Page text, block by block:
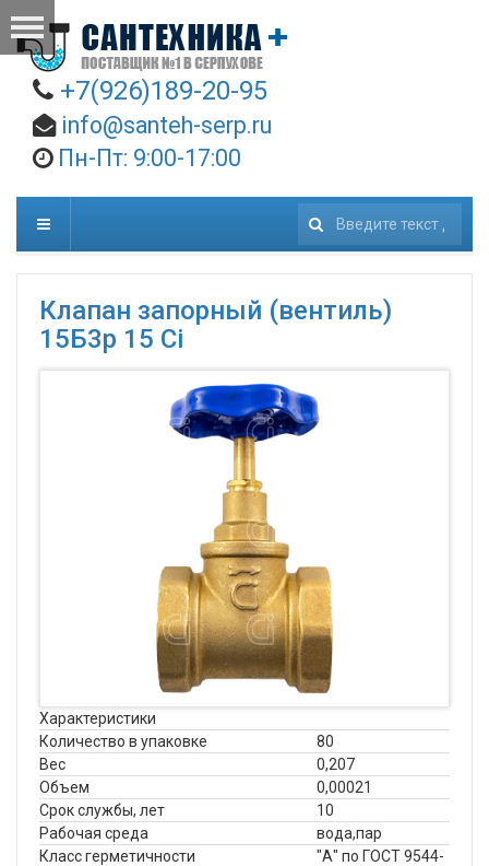
+7(926)189-20-95
info@santeh-serp.ru
Пн-Пт: 9:00-17:00
Искать...
Клапан запорный (вентиль)
15Б3р 15 Ci
Характеристики
Количество в упаковке
80
Вес
0,207
Объем
0,00021
Срок службы, лет
10
Рабочая среда
вода,пар
Класс герметичности
"А" по ГОСТ 9544-